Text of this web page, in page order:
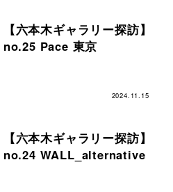
【六本木ギャラリー探訪】
no.25 Pace 東京
2024.11.15
【六本木ギャラリー探訪】
no.24 WALL_alternative